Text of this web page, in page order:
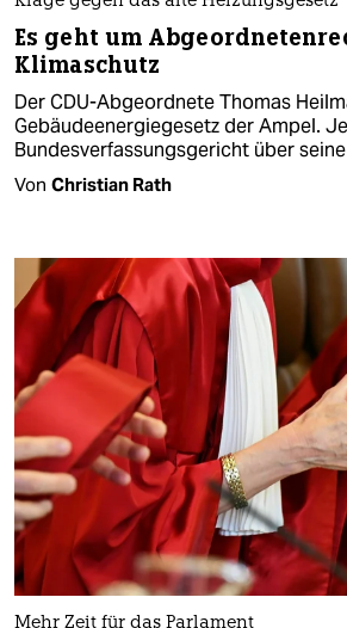
Es geht um
Klimaschutz
Der CDU-Abgeordnete Thomas
Gebäudeenergiegesetz der Ampel.
Bundesverfassungsgericht über
Von Christian Rath
Mehr Zeit für das Parlament